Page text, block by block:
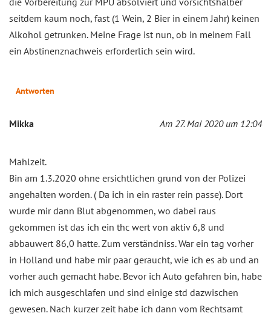
seitdem kaum noch, fast (1 Wein, 2 Bier in einem Jahr) keinen
Alkohol getrunken. Meine Frage ist nun, ob in meinem Fall
ein Abstinenznachweis erforderlich sein wird.
Antworten
Mikka Am 27. Mai 2020 um 12:04
Mahlzeit.
Bin am 1.3.2020 ohne ersichtlichen grund von der Polizei
angehalten worden. ( Da ich in ein raster rein passe). Dort
wurde mir dann Blut abgenommen, wo dabei raus
gekommen ist das ich ein thc wert von aktiv 6,8 und
abbauwert 86,0 hatte. Zum verständniss. War ein tag vorher
in Holland und habe mir paar geraucht, wie ich es ab und an
vorher auch gemacht habe. Bevor ich Auto gefahren bin, habe
ich mich ausgeschlafen und sind einige std dazwischen
gewesen. Nach kurzer zeit habe ich dann vom Rechtsamt